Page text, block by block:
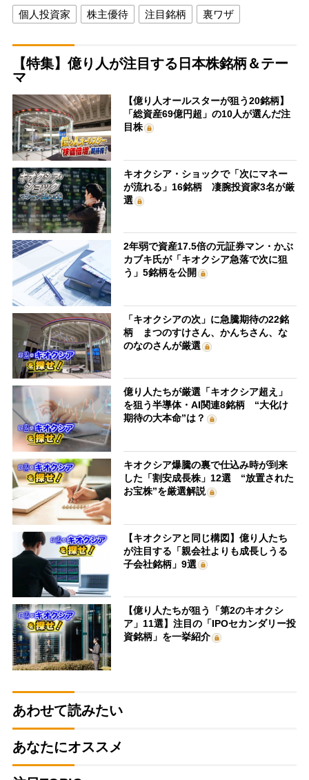
個人投資家 株主優待 注目銘柄 裏ワザ
【特集】億り人が注目する日本株銘柄＆テー
マ
【億り人オールスターが狙う20銘柄】
「総資産69億円超」の10人が選んだ注
目株
キオクシア・ショックで「次にマネー
が流れる」16銘柄 凄腕投資家3名が厳
選
2年弱で資産17.5倍の元証券マン・かぶ
カブキ氏が「キオクシア急落で次に狙
う」5銘柄を公開
「キオクシアの次」に急騰期待の22銘
柄 まつのすけさん、かんちさん、な
のなのさんが厳選
億り人たちが厳選「キオクシア超え」
を狙う半導体・AI関連8銘柄 “大化け
期待の大本命”は？
キオクシア爆騰の裏で仕込み時が到来
した「割安成長株」12選 “放置された
お宝株”を厳選解説
【キオクシアと同じ構図】億り人たち
が注目する「親会社よりも成長しうる
子会社銘柄」9選
【億り人たちが狙う「第2のキオクシ
ア」11選】注目の「IPOセカンダリー投
資銘柄」を一挙紹介
あわせて読みたい
あなたにオススメ